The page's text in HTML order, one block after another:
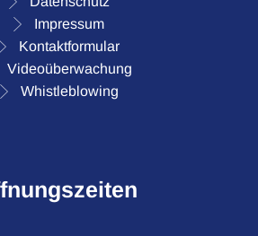
Impressum
Kontaktformular
Videoüberwachung
Whistleblowing